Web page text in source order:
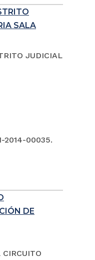
SALA
JUDICIAL
2014-00035.
DE